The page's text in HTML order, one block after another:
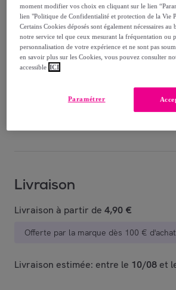
51,26 €
-19 %
Reprise possible de votre ancien
Livraison
Livraison à partir de 4,90 €
Offerte par la marque dès 100 € d'achat
Livraison estimée: entre le 10/08 et
moment modifier vos choix en cliquant sur le lien
lien "Politique de Confidentialité et protection de la Vie
Certains Cookies déposés sont également nécessaires
notre service tel que ceux mesurant la fréquentation ou
personnalisation de votre expérience et ne sont pas
en savoir plus sur les Cookies, vous pouvez consulter
accessible ICI
Paramétrer